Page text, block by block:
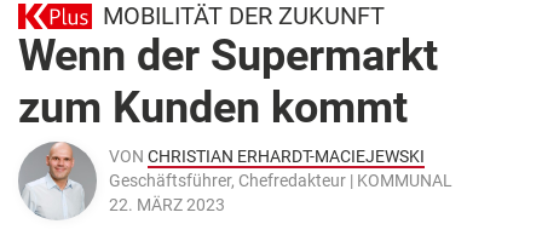
MOBILITÄT DER ZUKUNFT
Wenn der Supermarkt
zum Kunden kommt
VON CHRISTIAN ERHARDT-MACIEJEWSKI
Geschäftsführer, Chefredakteur | KOMMUNAL
22. MÄRZ 2023